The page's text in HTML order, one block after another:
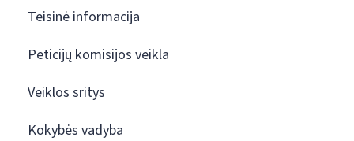
Teisinė informacija
Peticijų komisijos veikla
Veiklos sritys
Kokybės vadyba